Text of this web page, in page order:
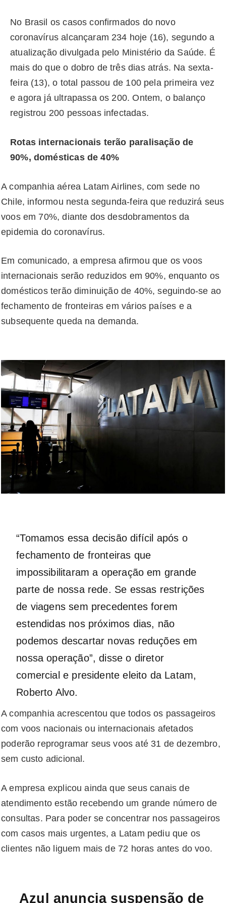
No Brasil os casos confirmados do novo
coronavírus alcançaram 234 hoje (16), segundo a
atualização divulgada pelo Ministério da Saúde. É
mais do que o dobro de três dias atrás. Na sexta-
feira (13), o total passou de 100 pela primeira vez
e agora já ultrapassa os 200. Ontem, o balanço
registrou 200 pessoas infectadas.
Rotas internacionais terão paralisação de
90%, domésticas de 40%
A companhia aérea Latam Airlines, com sede no
Chile, informou nesta segunda-feira que reduzirá seus
voos em 70%, diante dos desdobramentos da
epidemia do coronavírus.
Em comunicado, a empresa afirmou que os voos
internacionais serão reduzidos em 90%, enquanto os
domésticos terão diminuição de 40%, seguindo-se ao
fechamento de fronteiras em vários países e a
subsequente queda na demanda.
“Tomamos essa decisão difícil após o
fechamento de fronteiras que
impossibilitaram a operação em grande
parte de nossa rede. Se essas restrições
de viagens sem precedentes forem
estendidas nos próximos dias, não
podemos descartar novas reduções em
nossa operação”, disse o diretor
comercial e presidente eleito da Latam,
Roberto Alvo.
A companhia acrescentou que todos os passageiros
com voos nacionais ou internacionais afetados
poderão reprogramar seus voos até 31 de dezembro,
sem custo adicional.
A empresa explicou ainda que seus canais de
atendimento estão recebendo um grande número de
consultas. Para poder se concentrar nos passageiros
com casos mais urgentes, a Latam pediu que os
clientes não liguem mais de 72 horas antes do voo.
Azul anuncia suspensão de